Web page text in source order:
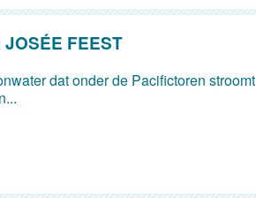
FEEST
dat onder de Pacifictoren stroomt